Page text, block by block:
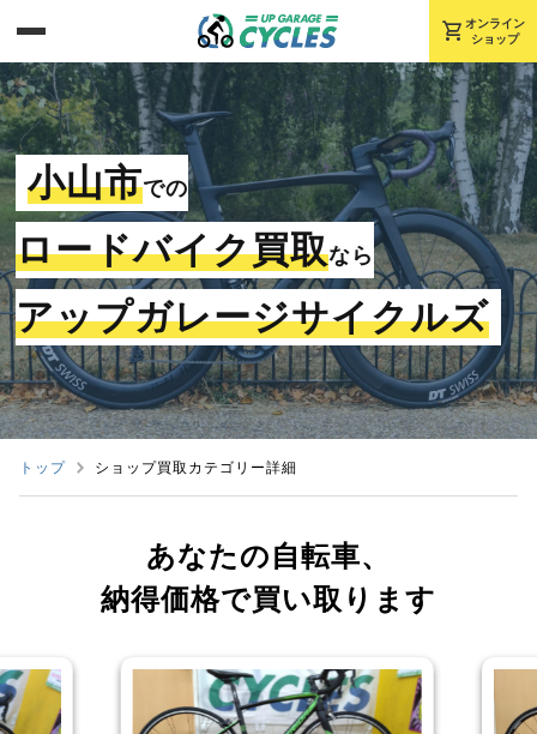
shopping_cart オンライン
ショップ
小山市での
ロードバイク買取なら
アップガレージサイクルズ
トップ ショップ買取カテゴリー詳細
あなたの自転車、
納得価格で買い取ります